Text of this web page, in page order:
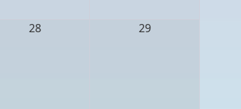
préparer à la rentrée" - Mulhouse (68) - 27 août
28 29